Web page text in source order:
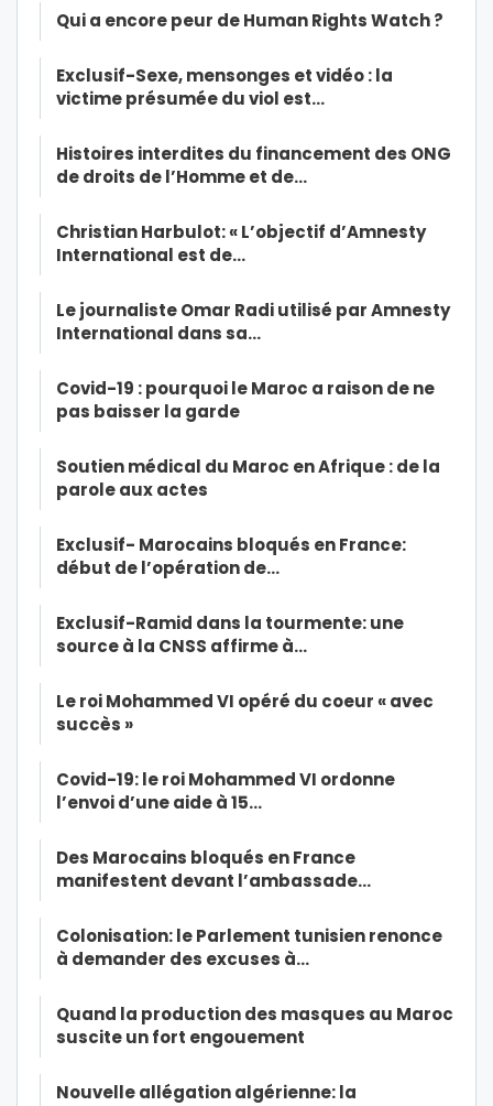
Qui a encore peur de Human Rights Watch ?
Exclusif-Sexe, mensonges et vidéo : la
victime présumée du viol est…
Histoires interdites du financement des ONG
de droits de l’Homme et de…
Christian Harbulot: « L’objectif d’Amnesty
International est de…
Le journaliste Omar Radi utilisé par Amnesty
International dans sa…
Covid-19 : pourquoi le Maroc a raison de ne
pas baisser la garde
Soutien médical du Maroc en Afrique : de la
parole aux actes
Exclusif- Marocains bloqués en France:
début de l’opération de…
Exclusif-Ramid dans la tourmente: une
source à la CNSS affirme à…
Le roi Mohammed VI opéré du coeur « avec
succès »
Covid-19: le roi Mohammed VI ordonne
l’envoi d’une aide à 15…
Des Marocains bloqués en France
manifestent devant l’ambassade…
Colonisation: le Parlement tunisien renonce
à demander des excuses à…
Quand la production des masques au Maroc
suscite un fort engouement
Nouvelle allégation algérienne: la